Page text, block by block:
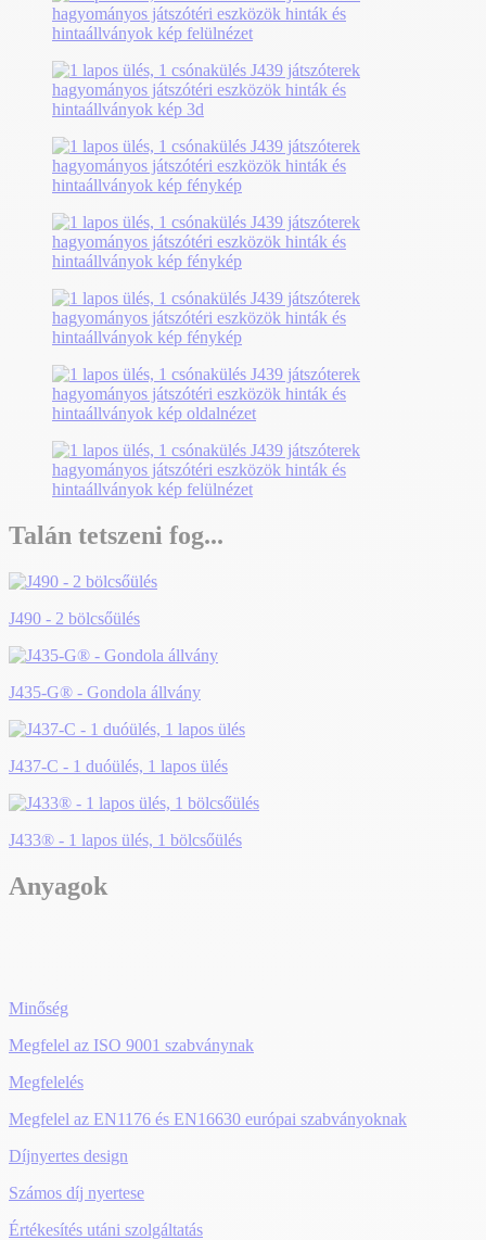
Talán tetszeni fog...
J490 - 2 bölcsőülés
J435-G® - Gondola állvány
J437-C - 1 duóülés, 1 lapos ülés
J433® - 1 lapos ülés, 1 bölcsőülés
Anyagok
Minőség
Megfelel az ISO 9001 szabványnak
Megfelelés
Megfelel az EN1176 és EN16630 európai szabványoknak
Díjnyertes design
Számos díj nyertese
Értékesítés utáni szolgáltatás